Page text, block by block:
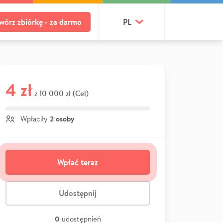
zbiórkę - za darmo PL
4 zł z 10 000 zł (Cel)
Wpłaciły 2 osoby
Wpłać teraz
Udostępnij
0 udostępnień